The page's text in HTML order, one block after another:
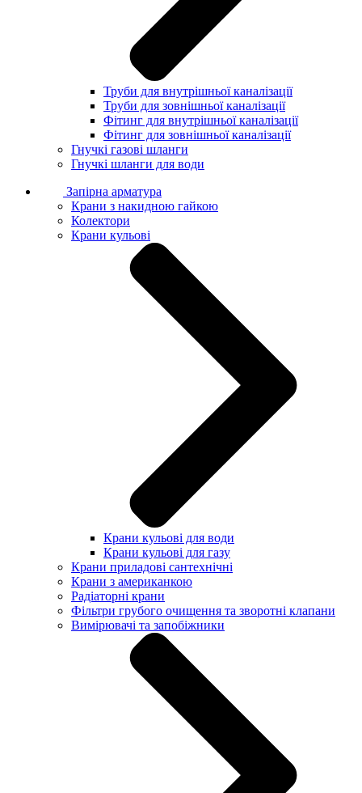
Труби для внутрішньої каналізації
Труби для зовнішньої каналізації
Фітинг для внутрішньої каналізації
Фітинг для зовнішньої каналізації
Гнучкі газові шланги
Гнучкі шланги для води
Запірна арматура
Крани з накидною гайкою
Колектори
Крани кульові
Крани кульові для води
Крани кульові для газу
Крани приладові сантехнічні
Крани з американкою
Радіаторні крани
Фільтри грубого очищення та зворотні клапани
Вимірювачі та запобіжники